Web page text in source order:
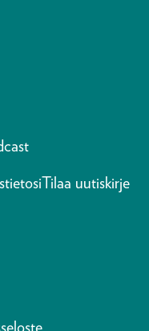
Tilaa uutiskirje
f in